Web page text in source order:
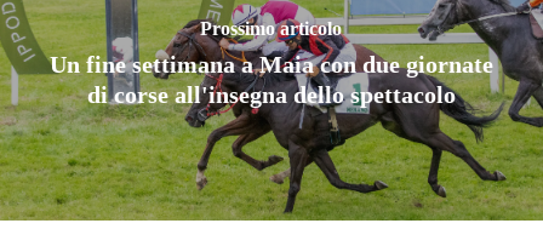
Prossimo articolo
Un fine settimana a Maia con due giornate
di corse all'insegna dello spettacolo